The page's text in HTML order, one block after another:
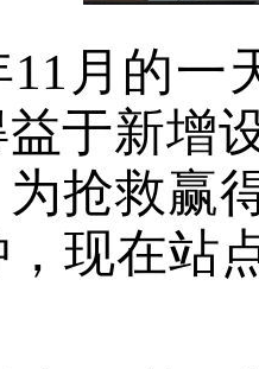
月的一
于新增
抢救赢
，现在站